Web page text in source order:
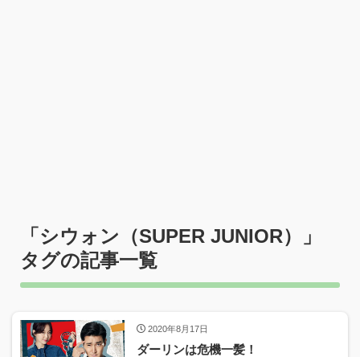
「シウォン（SUPER JUNIOR）
」
タグの記事一覧
2020年8月17日
ダーリンは危機一髪！